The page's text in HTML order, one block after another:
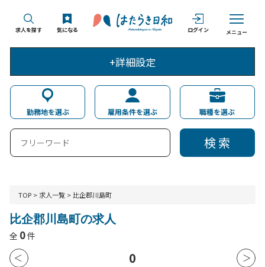
求人を探す 気になる ログイン メニュー
勤務地を選ぶ 雇用条件を選ぶ 職種を選ぶ
検 索
+詳細設定
TOP >求人一覧 > 比企郡川島町
比企郡川島町の求人
全 0件
0